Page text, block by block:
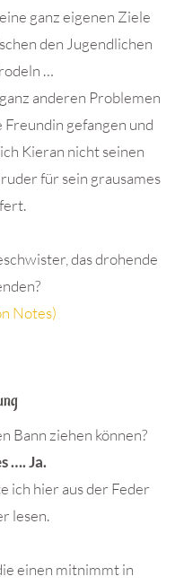
ganz eigenen Ziele
den Jugendlichen
…
anderen Problemen
Freundin gefangen und
Kieran nicht seinen
für sein grausames
das drohende
Notes)
Bann ziehen können?
…. Ja.
ich hier aus der Feder
lesen.
einen mitnimmt in